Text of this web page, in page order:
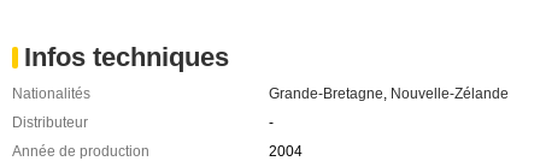
Infos techniques
Nationalités Grande-Bretagne Nouvelle-Zélande
Distributeur
-
Année de production
2004